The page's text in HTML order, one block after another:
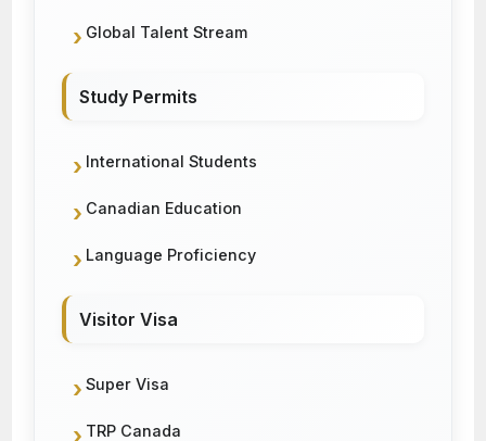
Global Talent Stream
Study Permits
International Students
Canadian Education
Language Proficiency
Visitor Visa
Super Visa
TRP Canada